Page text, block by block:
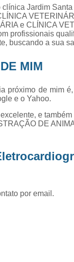
Jardim
e CLÍNICA
profissionais
buscando a sua
MIM
próximo de mim
e o Yahoo.
e
DE
por email.